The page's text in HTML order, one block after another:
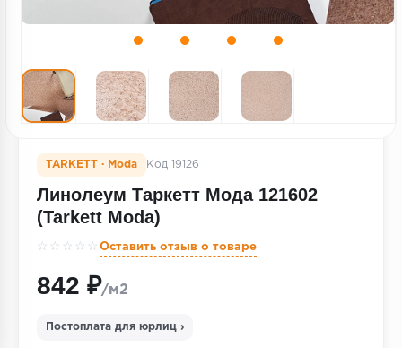
Строительные материалы
TARKETT · Moda Код 19126
Линолеум Таркетт Мода 121602
(Tarkett Moda)
☆☆☆☆☆ Оставить отзыв о товаре
842 ₽/м2
Постоплата для юрлиц ›